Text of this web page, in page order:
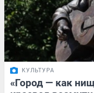
КУЛЬТУРА
«Город — как